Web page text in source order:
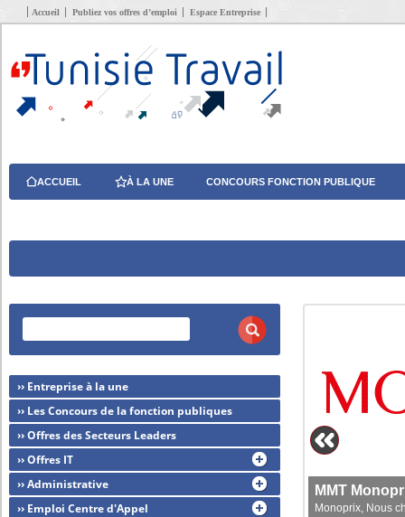
Accueil Publiez vos offres d’emploi Espace Entreprise
ACCUEIL À LA UNE CONCOURS FONCTION PUBLIQUE
MMT
Monoprix, Nous
›› Entreprise à la une
›› Les Concours de la fonction publiques
›› Offres des Secteurs Leaders
›› Offres IT
›› Administrative
›› Emploi Centre d'Appel